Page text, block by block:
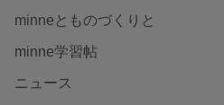
minneとものづくりと
minne学習帖
ニュース